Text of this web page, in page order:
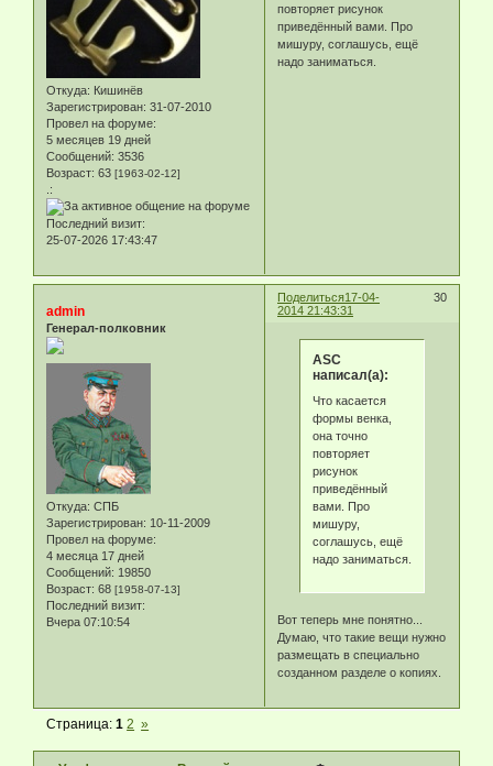
Откуда: Кишинёв
Зарегистрирован: 31-07-2010
Провел на форуме:
5 месяцев 19 дней
Сообщений: 3536
Возраст: 63 [1963-02-12]
.:
Последний визит:
25-07-2026 17:43:47
повторяет рисунок
приведённый вами. Про
мишуру, соглашусь, ещё
надо заниматься.
Поделиться 30
17-04-
2014 21:43:31
admin
Генерал-полковник
Откуда: СПБ
Зарегистрирован: 10-11-2009
Провел на форуме:
4 месяца 17 дней
Сообщений: 19850
Возраст: 68 [1958-07-13]
Последний визит:
Вчера 07:10:54
ASC
написал(а):
Что касается
формы венка,
она точно
повторяет
рисунок
приведённый
вами. Про
мишуру,
соглашусь, ещё
надо заниматься.
Вот теперь мне понятно...
Думаю, что такие вещи нужно
размещать в специально
созданном разделе о копиях.
Страница:1 2 »